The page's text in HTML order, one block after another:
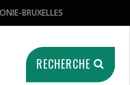
BRUXELLES
RECHERCHE